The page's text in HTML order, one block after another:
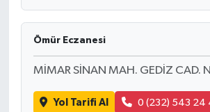
Ömür Eczanesi
MİMAR SİNAN MAH. GEDİZ CAD.
Yol Tarifi Al 0 (232) 543 24